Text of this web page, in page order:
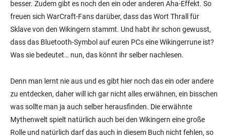
besser. Zudem gibt es noch den ein oder anderen Aha-Effekt. So
freuen sich WarCraft-Fans darüber, dass das Wort Thrall für
Sklave von den Wikingern stammt. Und habt ihr schon gewusst,
dass das Bluetooth-Symbol auf euren PCs eine Wikingerrune ist?
Was sie bedeutet… nun, das könnt ihr selber nachlesen.
Denn man lernt nie aus und es gibt hier noch das ein oder andere
zu entdecken, daher will ich gar nicht alles erwähnen, ein bisschen
was sollte man ja auch selber herausfinden. Die erwähnte
Mythenwelt spielt natürlich auch bei den Wikingern eine große
Rolle und natürlich darf das auch in diesem Buch nicht fehlen, so